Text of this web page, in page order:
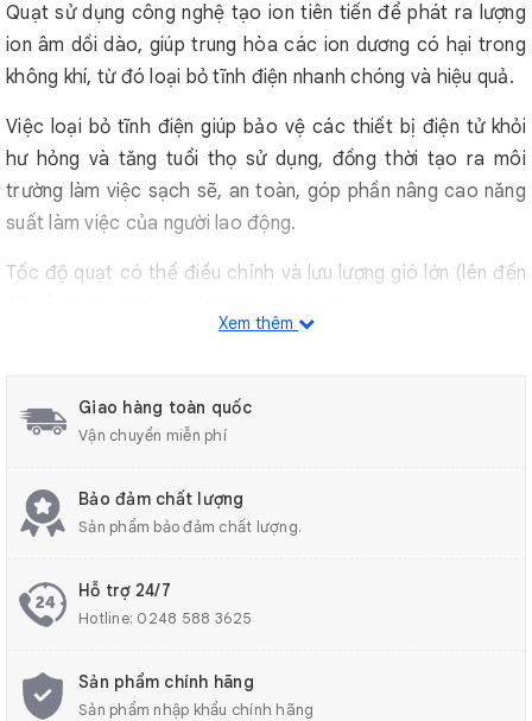
Quạt sử dụng công nghệ tạo ion tiên tiến để phát ra lượng
ion âm dồi dào, giúp trung hòa các ion dương có hại trong
không khí, từ đó loại bỏ tĩnh điện nhanh chóng và hiệu quả.
Việc loại bỏ tĩnh điện giúp bảo vệ các thiết bị điện tử khỏi
hư hỏng và tăng tuổi thọ sử dụng, đồng thời tạo ra môi
trường làm việc sạch sẽ, an toàn, góp phần nâng cao năng
suất làm việc của người lao động.
Tốc độ quạt có thể điều chỉnh và lưu lượng gió lớn (lên đến
50 độ C.
trong không gian rộng rãi.
diện tích, phù hợp để đặt trên bàn làm việc hoặc trong các
không gian làm việc hạn chế .
bảo an toàn cho người sử dụng.
Xem thêm
Giao hàng toàn quốc
Vận chuyển miễn phí
Bảo đảm chất lượng
Sản phẩm bảo đảm chất lượng.
Hỗ trợ 24/7
Hotline: 0248 588 3625
Sản phẩm chính hãng
Sản phẩm nhập khẩu chính hãng